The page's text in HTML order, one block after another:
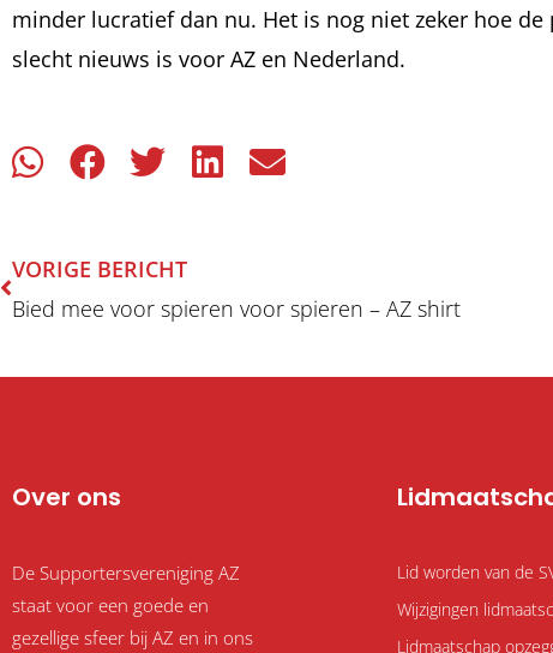
minder lucratief dan nu. Het is nog niet zeker hoe
slecht nieuws is voor AZ en Nederland.
VORIGE BERICHT
Bied mee voor spieren voor spieren – AZ shirt
Over ons
De Supportersvereniging AZ
staat voor een goede en
gezellige sfeer bij AZ en in ons
Lid worden van de
Wijzigingen
Lidmaatschap